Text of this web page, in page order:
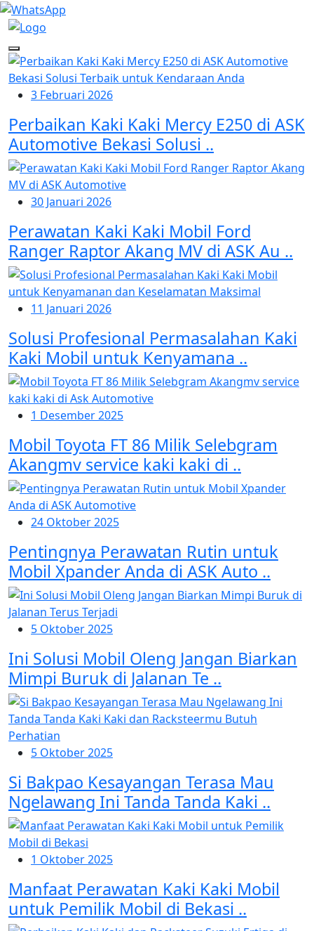
3 Februari 2026
Perbaikan Kaki Kaki Mercy E250 di ASK
Automotive Bekasi Solusi ..
30 Januari 2026
Perawatan Kaki Kaki Mobil Ford
Ranger Raptor Akang MV di ASK Au ..
11 Januari 2026
Solusi Profesional Permasalahan Kaki
Kaki Mobil untuk Kenyamana ..
1 Desember 2025
Mobil Toyota FT 86 Milik Selebgram
Akangmv service kaki kaki di ..
24 Oktober 2025
Pentingnya Perawatan Rutin untuk
Mobil Xpander Anda di ASK Auto ..
5 Oktober 2025
Ini Solusi Mobil Oleng Jangan Biarkan
Mimpi Buruk di Jalanan Te ..
5 Oktober 2025
Si Bakpao Kesayangan Terasa Mau
Ngelawang Ini Tanda Tanda Kaki ..
1 Oktober 2025
Manfaat Perawatan Kaki Kaki Mobil
untuk Pemilik Mobil di Bekasi ..